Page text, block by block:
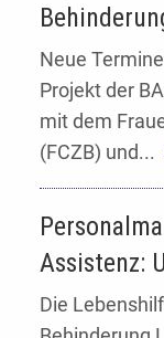
Neue
Projekt der
mit dem
(FCZB) und...
Assistenz:
Die